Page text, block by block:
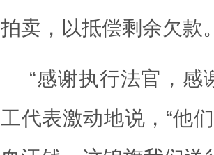
拍卖，以抵偿剩余欠
“感谢执行法官，感
工代表激动地说，“他